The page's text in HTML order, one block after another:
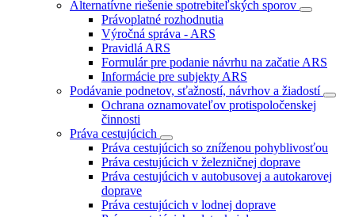
Alternatívne riešenie spotrebiteľských sporov
Právoplatné rozhodnutia
Výročná správa - ARS
Pravidlá ARS
Formulár pre podanie návrhu na začatie ARS
Informácie pre subjekty ARS
Podávanie podnetov, sťažností, návrhov a žiadostí
Ochrana oznamovateľov protispoločenskej
činnosti
Práva cestujúcich
Práva cestujúcich so zníženou pohyblivosťou
Práva cestujúcich v železničnej doprave
Práva cestujúcich v autobusovej a autokarovej
doprave
Práva cestujúcich v lodnej doprave